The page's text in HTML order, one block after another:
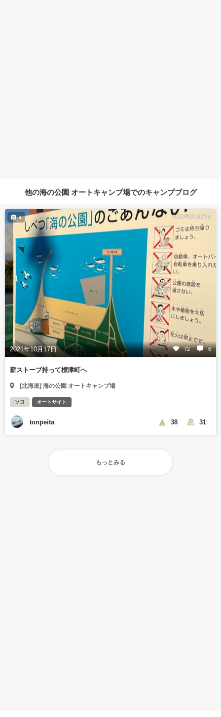
他の海の公園 オートキャンプ場でのキャンプブログ
2021年10月17日
2021年10月17日 72 6
4
薪ストーブ持って標津町へ
[北海道] 海の公園 オートキャンプ場
ソロ オートサイト
tonpeita 38 31
もっとみる